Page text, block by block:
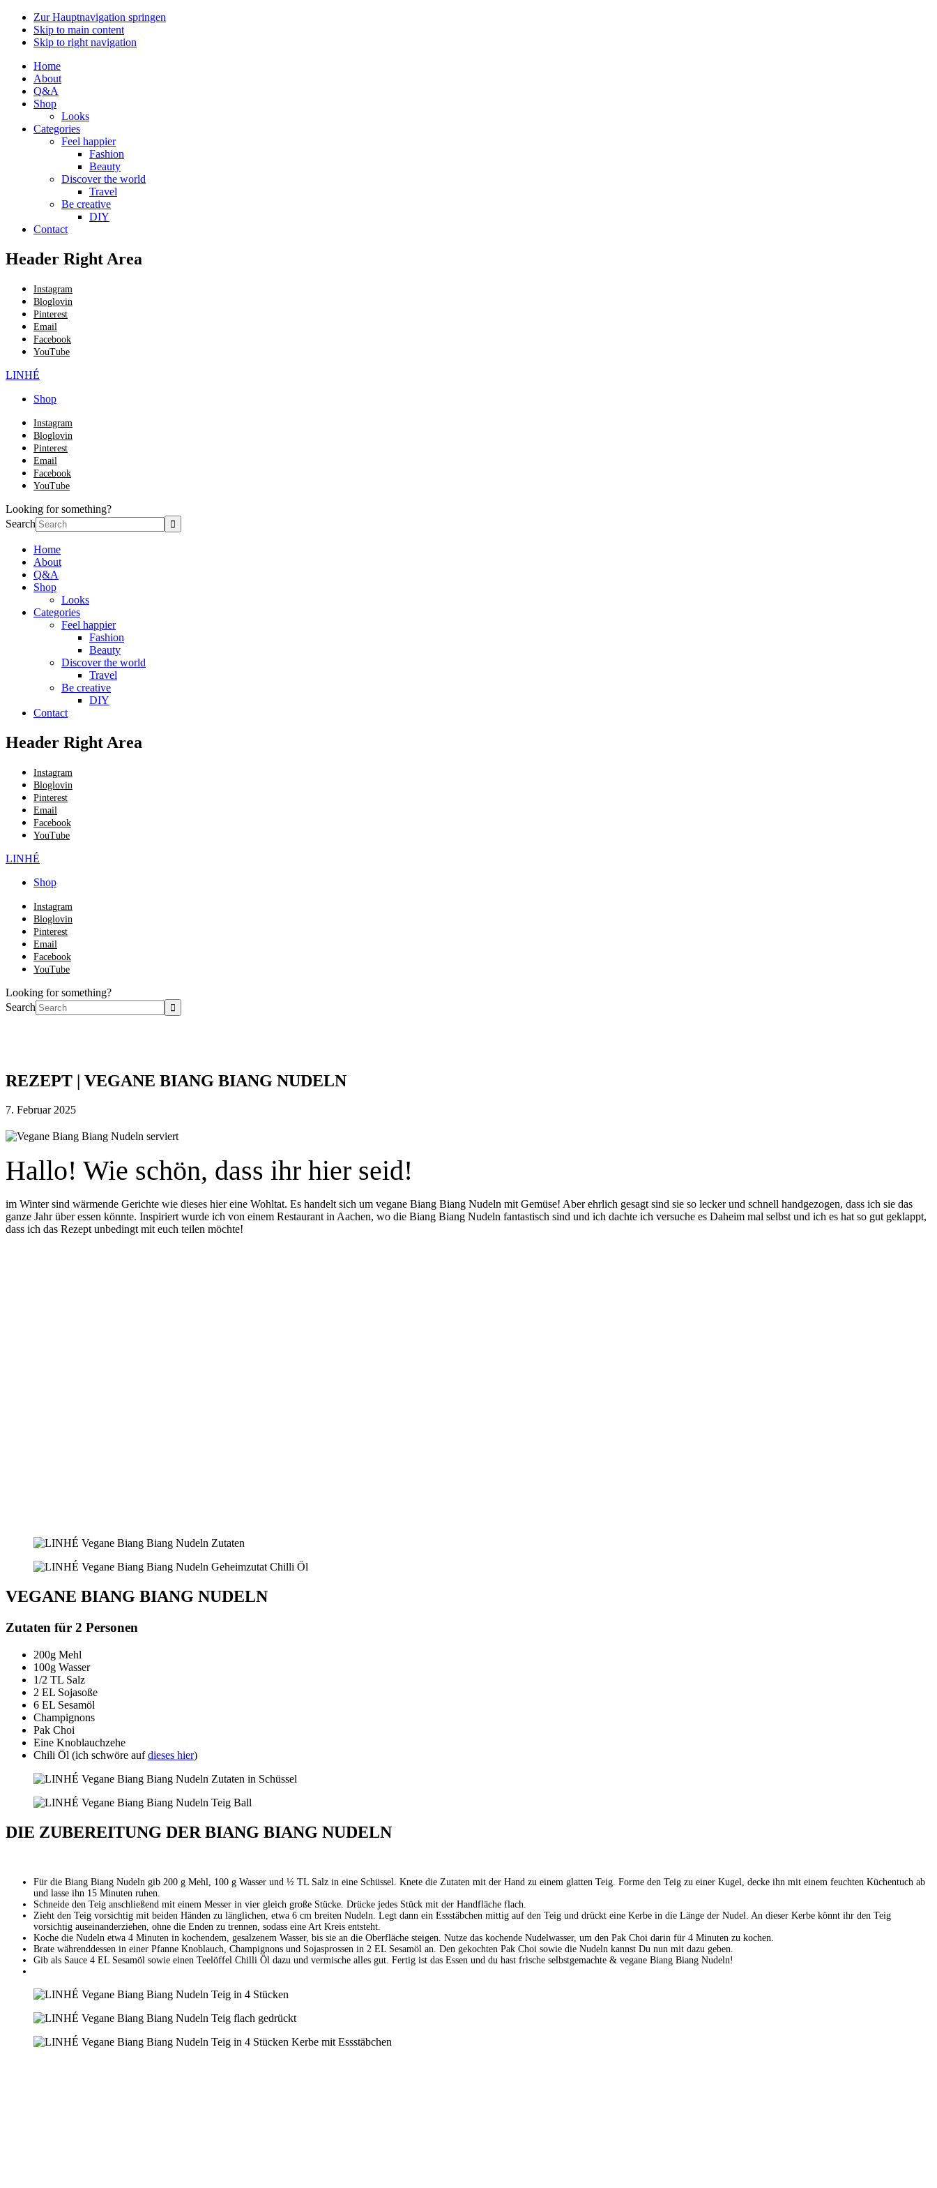
Zur Hauptnavigation springen
Skip to main content
Skip to right navigation
Home
About
Q&A
Shop
Looks
Categories
Feel happier
Fashion
Beauty
Discover the world
Travel
Be creative
DIY
Contact
Header Right Area
Instagram
Bloglovin
Pinterest
Email
Facebook
YouTube
LINHÉ
Shop
Instagram
Bloglovin
Pinterest
Email
Facebook
YouTube
Looking for something?
Search
Home
About
Q&A
Shop
Looks
Categories
Feel happier
Fashion
Beauty
Discover the world
Travel
Be creative
DIY
Contact
Header Right Area
Instagram
Bloglovin
Pinterest
Email
Facebook
YouTube
LINHÉ
Shop
Instagram
Bloglovin
Pinterest
Email
Facebook
YouTube
Looking for something?
Search
REZEPT | VEGANE BIANG BIANG NUDELN
7. Februar 2025
Hallo! Wie schön, dass ihr hier seid!
im Winter sind wärmende Gerichte wie dieses hier eine Wohltat. Es handelt sich um vegane Biang Biang Nudeln mit Gemüse! Aber ehrlich gesagt sind sie so lecker und schnell handgezogen, dass ich sie das
ganze Jahr über essen könnte. Inspiriert wurde ich von einem Restaurant in Aachen, wo die Biang Biang Nudeln fantastisch sind und ich dachte ich versuche es Daheim mal selbst und ich es hat so gut geklappt,
dass ich das Rezept unbedingt mit euch teilen möchte!
VEGANE BIANG BIANG NUDELN
Zutaten für 2 Personen
200g Mehl
100g Wasser
1/2 TL Salz
2 EL Sojasoße
6 EL Sesamöl
Champignons
Pak Choi
Eine Knoblauchzehe
Chili Öl (ich schwöre aufdieses hier)
DIE ZUBEREITUNG DER BIANG BIANG NUDELN
Für die Biang Biang Nudeln gib 200 g Mehl, 100 g Wasser und ½ TL Salz in eine Schüssel. Knete die Zutaten mit der Hand zu einem glatten Teig. Forme den Teig zu einer Kugel, decke ihn mit einem feuchten Küchentuch ab
und lasse ihn 15 Minuten ruhen.
Schneide den Teig anschließend mit einem Messer in vier gleich große Stücke. Drücke jedes Stück mit der Handfläche flach.
Zieht den Teig vorsichtig mit beiden Händen zu länglichen, etwa 6 cm breiten Nudeln. Legt dann ein Essstäbchen mittig auf den Teig und drückt eine Kerbe in die Länge der Nudel. An dieser Kerbe könnt ihr den Teig
vorsichtig auseinanderziehen, ohne die Enden zu trennen, sodass eine Art Kreis entsteht.
Koche die Nudeln etwa 4 Minuten in kochendem, gesalzenem Wasser, bis sie an die Oberfläche steigen. Nutze das kochende Nudelwasser, um den Pak Choi darin für 4 Minuten zu kochen.
Brate währenddessen in einer Pfanne Knoblauch, Champignons und Sojasprossen in 2 EL Sesamöl an. Den gekochten Pak Choi sowie die Nudeln kannst Du nun mit dazu geben.
Gib als Sauce 4 EL Sesamöl sowie einen Teelöffel Chilli Öl dazu und vermische alles gut. Fertig ist das Essen und du hast frische selbstgemachte & vegane Biang Biang Nudeln!